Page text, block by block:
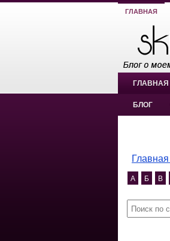
ГЛАВНАЯ
ГЛАВНАЯ
БЛОГ
Главная
А Б В